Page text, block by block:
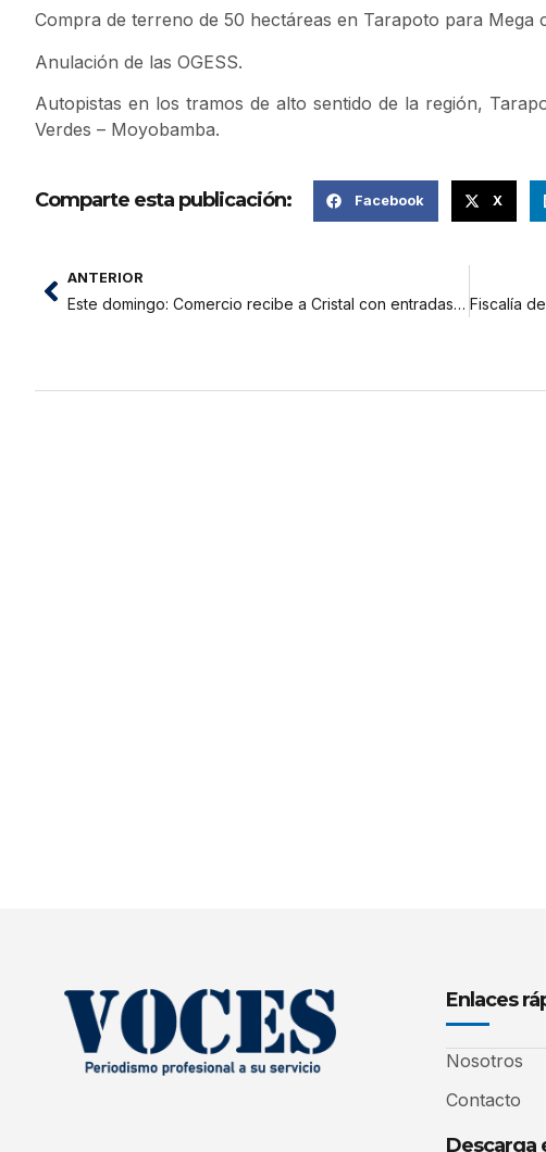
Compra de terreno de 50 hectáreas en Tarapoto para Mega
Anulación de las OGESS.
Autopistas en los tramos de alto sentido de la región,
Verdes – Moyobamba.
Comparte esta publicación: Facebook X
ANTERIOR
Este domingo: Comercio recibe a Cristal con entradas de preventa desde los 50 soles
Enlaces
Nosotros
Contacto
Descarga